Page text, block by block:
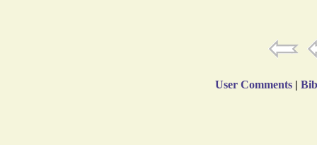
User Comments |